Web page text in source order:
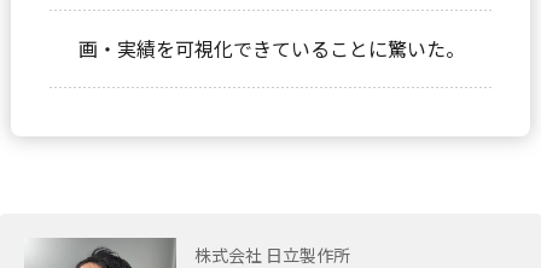
画・実績を可視化できていることに驚いた。
株式会社 日立製作所